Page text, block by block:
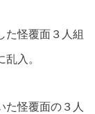
た怪覆面３人組
入。
た怪覆面の３人